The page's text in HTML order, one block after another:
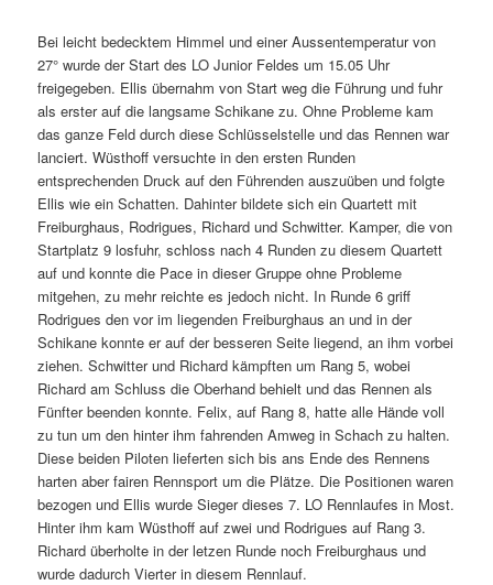
Bei leicht bedecktem Himmel und einer Aussentemperatur von
27° wurde der Start des LO Junior Feldes um 15.05 Uhr
freigegeben. Ellis übernahm von Start weg die Führung und fuhr
als erster auf die langsame Schikane zu. Ohne Probleme kam
das ganze Feld durch diese Schlüsselstelle und das Rennen war
lanciert. Wüsthoff versuchte in den ersten Runden
entsprechenden Druck auf den Führenden auszuüben und folgte
Ellis wie ein Schatten. Dahinter bildete sich ein Quartett mit
Freiburghaus, Rodrigues, Richard und Schwitter. Kamper, die von
Startplatz 9 losfuhr, schloss nach 4 Runden zu diesem Quartett
auf und konnte die Pace in dieser Gruppe ohne Probleme
mitgehen, zu mehr reichte es jedoch nicht. In Runde 6 griff
Rodrigues den vor im liegenden Freiburghaus an und in der
Schikane konnte er auf der besseren Seite liegend, an ihm vorbei
ziehen. Schwitter und Richard kämpften um Rang 5, wobei
Richard am Schluss die Oberhand behielt und das Rennen als
Fünfter beenden konnte. Felix, auf Rang 8, hatte alle Hände voll
zu tun um den hinter ihm fahrenden Amweg in Schach zu halten.
Diese beiden Piloten lieferten sich bis ans Ende des Rennens
harten aber fairen Rennsport um die Plätze. Die Positionen waren
bezogen und Ellis wurde Sieger dieses 7. LO Rennlaufes in Most.
Hinter ihm kam Wüsthoff auf zwei und Rodrigues auf Rang 3.
Richard überholte in der letzen Runde noch Freiburghaus und
wurde dadurch Vierter in diesem Rennlauf.